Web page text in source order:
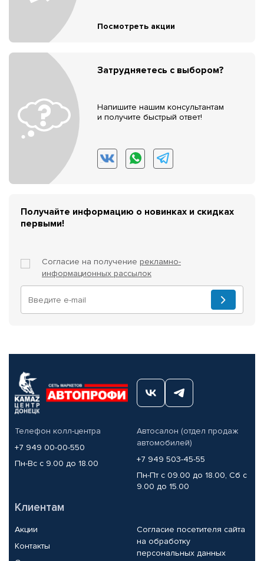
Посмотреть акции
Затрудняетесь с выбором?
Напишите нашим консультантам
и получите быстрый ответ!
Получайте информацию о новинках и скидках
первыми!
Согласие на получение рекламно-
информационных рассылок
Телефон колл-центра
+7 949 00-00-550
Пн-Вс с 9.00 до 18.00
Автосалон (отдел продаж
автомобилей)
+7 949 503-45-55
Пн-Пт с 09.00 до 18.00, Сб с
9.00 до 15.00
Клиентам
Акции
Контакты
Согласие посетителя сайта
на обработку
персональных данных